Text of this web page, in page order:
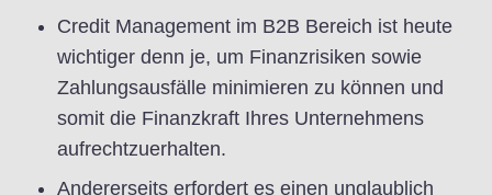
Credit Management im B2B Bereich ist heute
wichtiger denn je, um Finanzrisiken sowie
Zahlungsausfälle minimieren zu können und
somit die Finanzkraft Ihres Unternehmens
aufrechtzuerhalten.
Andererseits erfordert es einen unglaublich